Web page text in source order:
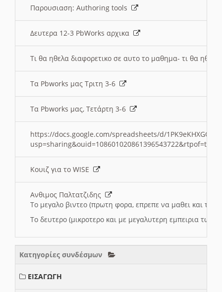
Παρουσιαση: Authoring tools
Δευτερα 12-3 PbWorks αρχικα
Τι θα ηθελα διαφορετικο σε αυτο το μαθημα- τι θα
Τα Pbworks μας Τριτη 3-6
Τα Pbworks μας, Τετάρτη 3-6
https://docs.google.com/spreadsheets/d/
Κουιζ για το WISE
Ανθιμος Παλτατζιδης
Το μεγαλο βιντεο (πρωτη φορα, επρεπε να μαθει και το
Το δευτερο (μικροτερο και με μεγαλυτερη εμπειρια
Κατηγορίες συνδέσμων
ΕΙΣΑΓΩΓΗ